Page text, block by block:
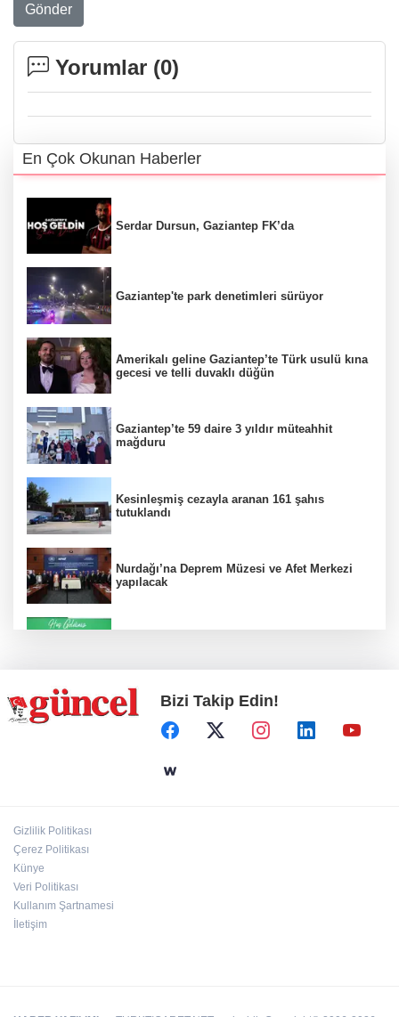
Gönder
Yorumlar (0)
En Çok Okunan Haberler
Serdar Dursun, Gaziantep FK’da
Gaziantep'te park denetimleri sürüyor
Amerikalı geline Gaziantep’te Türk usulü kına
gecesi ve telli duvaklı düğün
Gaziantep’te 59 daire 3 yıldır müteahhit
mağduru
Kesinleşmiş cezayla aranan 161 şahıs
tutuklandı
Nurdağı’na Deprem Müzesi ve Afet Merkezi
yapılacak
Koruma altındaki çocuklar sporla buluşuyor
Bizi Takip Edin!
Gizlilik Politikası
Çerez Politikası
Künye
Veri Politikası
Kullanım Şartnamesi
İletişim